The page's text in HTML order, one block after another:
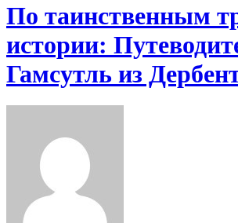
По таинственным
истории:
Гамсутль из